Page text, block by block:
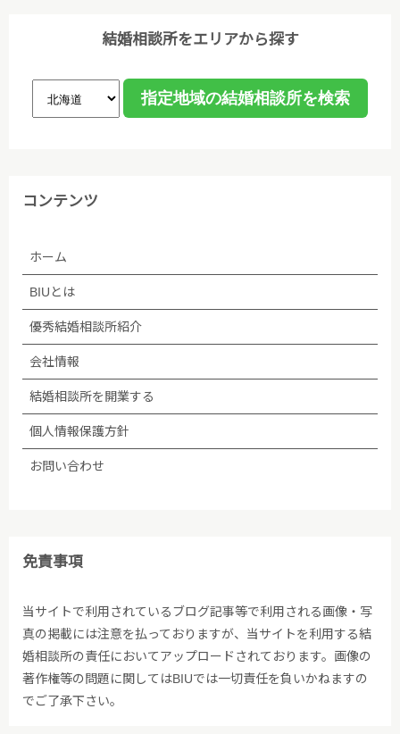
結婚相談所をエリアから探す
コンテンツ
ホーム
BIUとは
優秀結婚相談所紹介
会社情報
結婚相談所を開業する
個人情報保護方針
お問い合わせ
免責事項
当サイトで利用されているブログ記事等で利用される画像・写
真の掲載には注意を払っておりますが、当サイトを利用する結
婚相談所の責任においてアップロードされております。画像の
著作権等の問題に関してはBIUでは一切責任を負いかねますの
でご了承下さい。